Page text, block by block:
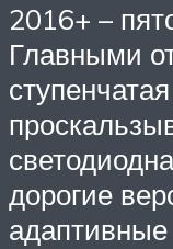
2016+ –
Главными
дорогие